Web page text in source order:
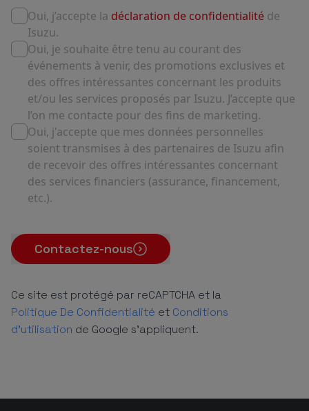
Oui, j’accepte la déclaration de confidentialité de
Isuzu.
Oui, je souhaite être tenu au courant des
événements à venir, des promotions exclusives et
des offres intéressantes concernant les produits
et/ou les services proposés par Isuzu. J’accepte que
l’on me contacte pour des fins de marketing.
Oui, j'accepte que mes données personnelles
soient transmises à des partenaires de Isuzu afin
de recevoir des offres intéressantes concernant
des services financiers (assurance, financement,
etc.).
Contactez-nous
Ce site est protégé par reCAPTCHA et la
Politique De Confidentialité et Conditions
d'utilisation de Google s'appliquent.